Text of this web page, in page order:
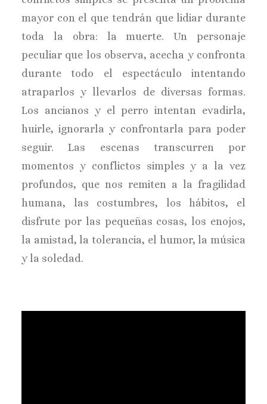
mayor con el que tendrán que lidiar durante
toda la obra: la muerte. Un personaje
peculiar que los observa, acecha y confronta
durante todo el espectáculo intentando
atraparlos y llevarlos de diversas formas.
Los ancianos y el perro intentan evadirla,
huirle, ignorarla y confrontarla para poder
seguir. Las escenas transcurren por
momentos y conflictos simples y a la vez
profundos, que nos remiten a la fragilidad
humana, las costumbres, los hábitos, el
disfrute por las pequeñas cosas, los enojos,
la amistad, la tolerancia, el humor, la música
y la soledad.